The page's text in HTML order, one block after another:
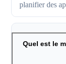
planifier des
Quel est le